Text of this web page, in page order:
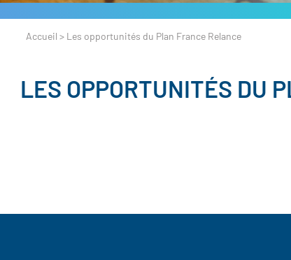
Accueil > Les opportunités du Plan France Relance
LES OPPORTUNITÉS DU